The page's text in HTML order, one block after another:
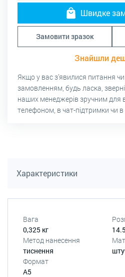
Швидке
Замовити зразок
Знайшли
Якщо у вас з’явилися питання
замовленням, будь ласка,
наших менеджерів зручним для
телефоном, в чат-підтримки чи
Характеристики
Вага
0,325 кг
Метод нанесення
тиснення
Формат
А5